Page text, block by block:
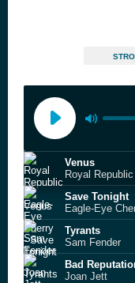
Venus
Royal Republic
Save Tonight
Eagle-Eye
Tyrants
Sam Fender
Bad
Joan Jett